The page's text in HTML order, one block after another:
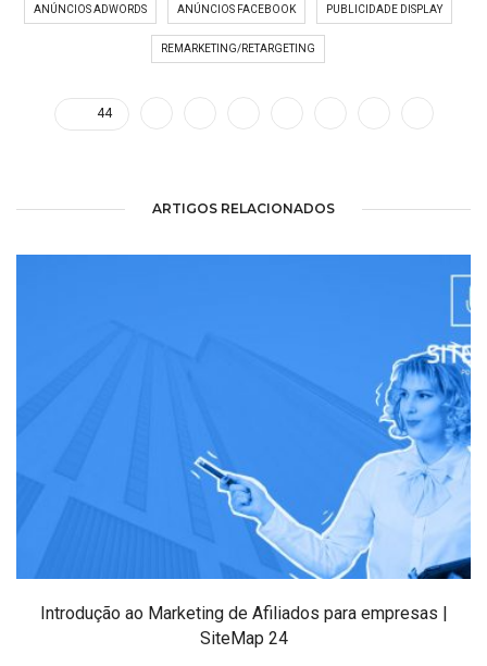
ANÚNCIOS ADWORDS ANÚNCIOS FACEBOOK PUBLICIDADE DISPLAY
REMARKETING/RETARGETING
44
ARTIGOS RELACIONADOS
Introdução ao Marketing de Afiliados para empresas |
SiteMap 24